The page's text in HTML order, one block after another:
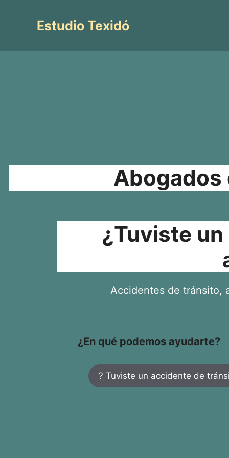
contenidoEstudio Texidó
Abogados
¿Tuviste
Accidentes de tránsito,
¿En qué podemos ayudarte?
? Tuviste un accidente de